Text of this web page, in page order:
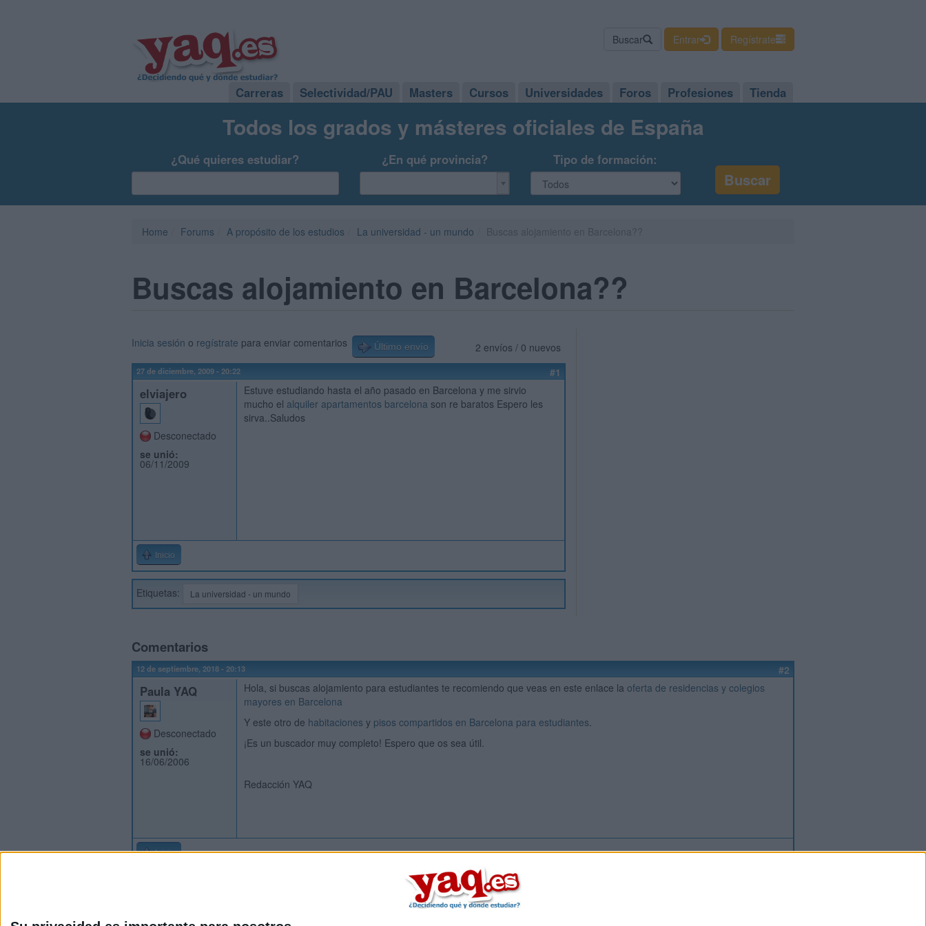
Buscar Entrar Regístrate
Carreras Selectividad/PAU Masters Cursos Universidades Foros Profesiones Tienda
Todos los grados y másteres oficiales de España
¿Qué quieres estudiar? ¿En qué provincia? Tipo de formación:
Home Forums A propósito de los estudios La universidad - un mundo
Buscas alojamiento en Barcelona??
2 envíos / 0 nuevos
Inicia sesión o regístrate para enviar comentarios Último envío
27 de diciembre, 2009 - 20:22 #1
elviajero
Desconectado
se unió:
06/11/2009
Estuve estudiando hasta el año pasado en Barcelona y me sirvio
mucho el alquiler apartamentos barcelona son re baratos Espero les
sirva..Saludos
Inicio
Etiquetas: La universidad - un mundo
Comentarios
12 de septiembre, 2018 - 20:13 #2
Paula YAQ
Desconectado
se unió:
16/06/2006
Hola, si buscas alojamiento para estudiantes te recomiendo que veas en este enlace la oferta de residencias y colegios
mayores en Barcelona
Y este otro de habitaciones y pisos compartidos en Barcelona para estudiantes.
¡Es un buscador muy completo! Espero que os sea útil.
Redacción YAQ
Inicio Inicia sesiónoregístratepara enviar comentarios